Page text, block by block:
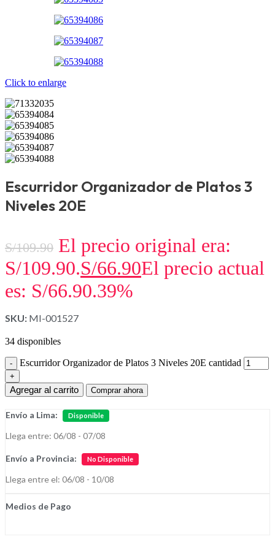
Click to enlarge
Escurridor Organizador de Platos 3
Niveles 20E
S/109.90 El precio original era:
S/109.90.S/66.90El precio actual
es: S/66.90.39%
SKU: MI-001527
34 disponibles
Escurridor Organizador de Platos 3 Niveles 20E cantidad
Agregar al carrito Comprar ahora
Envío a Lima: Disponible
Llega entre: 06/08 - 07/08
Envío a Provincia: No Disponible
Llega entre el: 06/08 - 10/08
Medios de Pago